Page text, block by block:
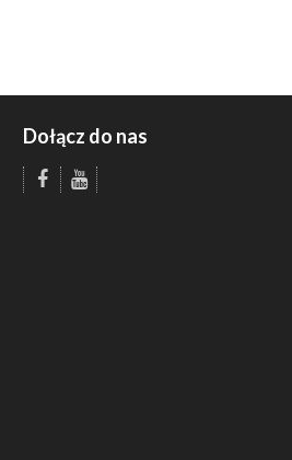
Dołącz do nas